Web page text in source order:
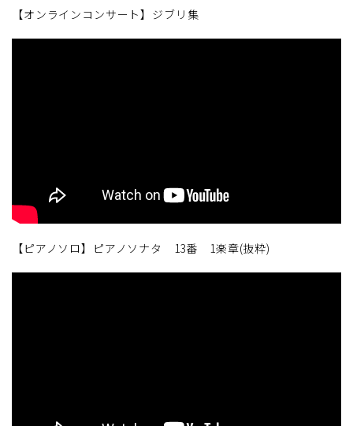
【オンラインコンサート】ジブリ集
【ピアノソロ】ピアノソナタ 13番 1楽章(抜粋)